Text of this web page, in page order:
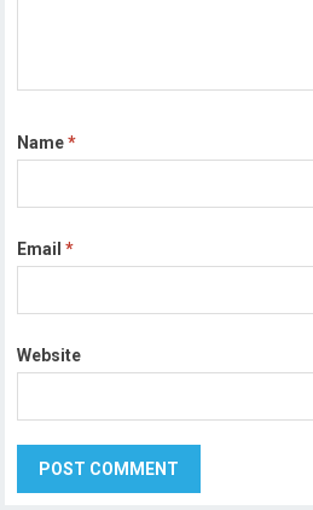
Name*
Email*
Website